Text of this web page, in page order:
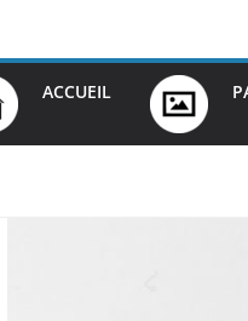
ACCUEIL